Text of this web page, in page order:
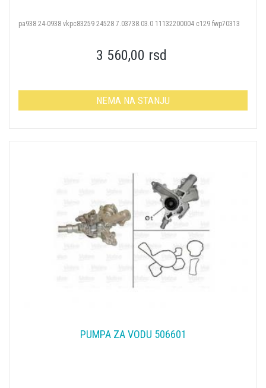
pa938 24-0938 vkpc83259 24528 7.03738.03.0 11132200004 c129 fwp70313
3 560,00 rsd
NEMA NA STANJU
PUMPA ZA VODU 506601